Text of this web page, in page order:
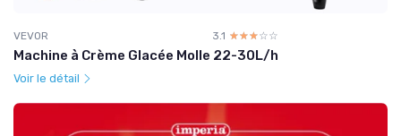
VEVOR 3.1 ☆☆☆☆☆
★★★★★
Machine à Crème Glacée Molle 22-30L/h
Voir le détail